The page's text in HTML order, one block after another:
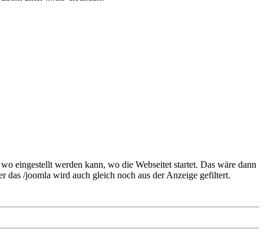
eingestellt werden kann, wo die Webseitet startet. Das wäre dann
das /joomla wird auch gleich noch aus der Anzeige gefiltert.